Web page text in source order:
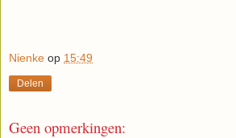
Nienke op 15:49
Delen
Geen opmerkingen: